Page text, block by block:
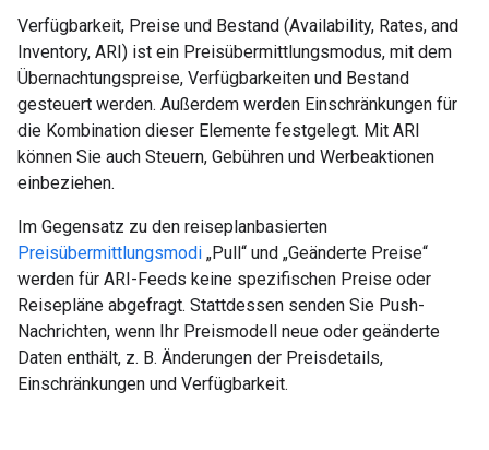
Verfügbarkeit, Preise und Bestand (Availability, Rates, and
Inventory, ARI) ist ein Preisübermittlungsmodus, mit dem
Übernachtungspreise, Verfügbarkeiten und Bestand
gesteuert werden. Außerdem werden Einschränkungen für
die Kombination dieser Elemente festgelegt. Mit ARI
können Sie auch Steuern, Gebühren und Werbeaktionen
einbeziehen.
Im Gegensatz zu den reiseplanbasierten
Preisübermittlungsmodi „Pull“ und „Geänderte Preise“
werden für ARI-Feeds keine spezifischen Preise oder
Reisepläne abgefragt. Stattdessen senden Sie Push-
Nachrichten, wenn Ihr Preismodell neue oder geänderte
Daten enthält, z. B. Änderungen der Preisdetails,
Einschränkungen und Verfügbarkeit.